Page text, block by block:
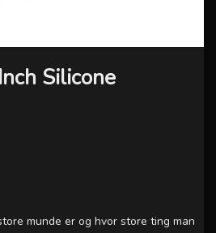
Silicone
munde er og hvor store ting man